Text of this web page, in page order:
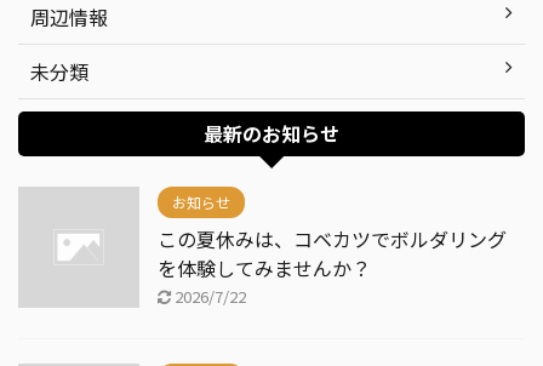
周辺情報
未分類
最新のお知らせ
お知らせ
この夏休みは、コベカツでボルダリング
を体験してみませんか？
2026/7/22